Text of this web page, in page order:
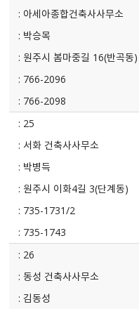
아세아종합건축사사무소
박승목
원주시 봄마중길 16(반곡동)
766-2096
766-2098
25
서화 건축사사무소
박병득
원주시 이화4길 3(단계동)
735-1731/2
735-1743
26
동성 건축사사무소
김동성